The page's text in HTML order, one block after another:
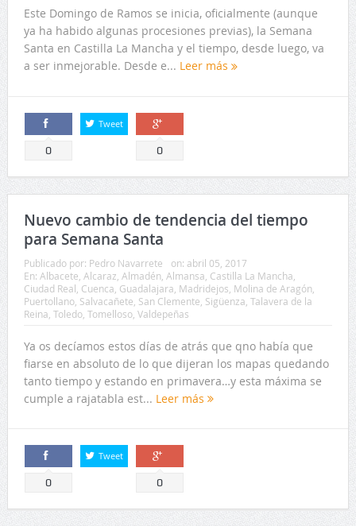
Este Domingo de Ramos se inicia, oficialmente (aunque
ya ha habido algunas procesiones previas), la Semana
Santa en Castilla La Mancha y el tiempo, desde luego, va
a ser inmejorable. Desde e... Leer más
Comparte
0
Tweet
Comparte
0
Nuevo cambio de tendencia del tiempo
para Semana Santa
Publicado por: Pedro Navarrete on: abril 05, 2017
En: Albacete Alcaraz Almadén Almansa Castilla La Mancha
Ciudad Real Cuenca Guadalajara Madridejos Molina de Aragón
Puertollano, Salvacañete San Clemente Sigüenza Talavera de la
Reina Toledo, Tomelloso, Valdepeñas
Ya os decíamos estos días de atrás que qno había que
fiarse en absoluto de lo que dijeran los mapas quedando
tanto tiempo y estando en primavera…y esta máxima se
cumple a rajatabla est... Leer más
Comparte
0
Tweet
Comparte
0